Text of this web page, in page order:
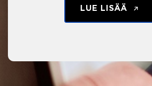
LUE LISÄÄ